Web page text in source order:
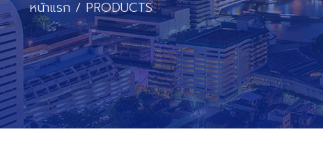
หน้าแรก PRODUCTS